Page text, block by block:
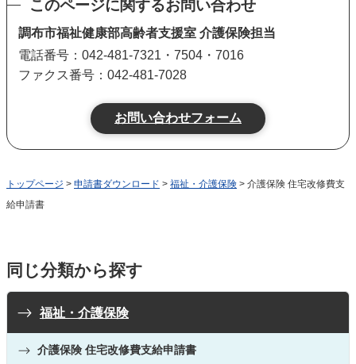
このページに関するお問い合わせ
調布市福祉健康部高齢者支援室 介護保険担当
電話番号：042-481-7321・7504・7016
ファクス番号：042-481-7028
トップページ > 申請書ダウンロード > 福祉・介護保険 > 介護保険 住宅改修費支
給申請書
同じ分類から探す
福祉・介護保険
介護保険 住宅改修費支給申請書